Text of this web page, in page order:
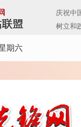
期六